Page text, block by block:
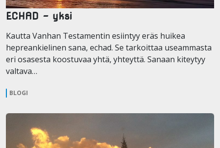
ECHAD – yksi
Kautta Vanhan Testamentin esiintyy eräs huikea
hepreankielinen sana, echad. Se tarkoittaa useammasta
eri osasesta koostuvaa yhtä, yhteyttä. Sanaan kiteytyy
valtava…
BLOGI